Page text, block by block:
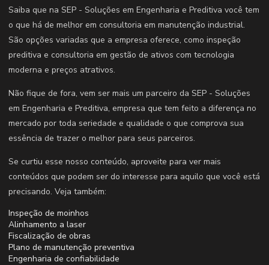
Saiba que na SEP - Soluções em Engenharia e Preditiva você tem
o que há de melhor em consultoria em manutenção industrial.
São opções variadas que a empresa oferece, como inspeção
preditiva e consultoria em gestão de ativos com tecnologia
moderna e preços atrativos.
Não fique de fora, vem ser mais um parceiro da SEP - Soluções
em Engenharia e Preditiva, empresa que tem feito a diferença no
mercado por toda seriedade e qualidade o que comprova sua
essência de trazer o melhor para seus parceiros.
Se curtiu esse nosso conteúdo, aproveite para ver mais
conteúdos que podem ser do interesse para aquilo que você está
precisando. Veja também:
Inspeção de moinhos
Alinhamento a laser
Fiscalização de obras
Plano de manutenção preventiva
Engenharia de confiabilidade